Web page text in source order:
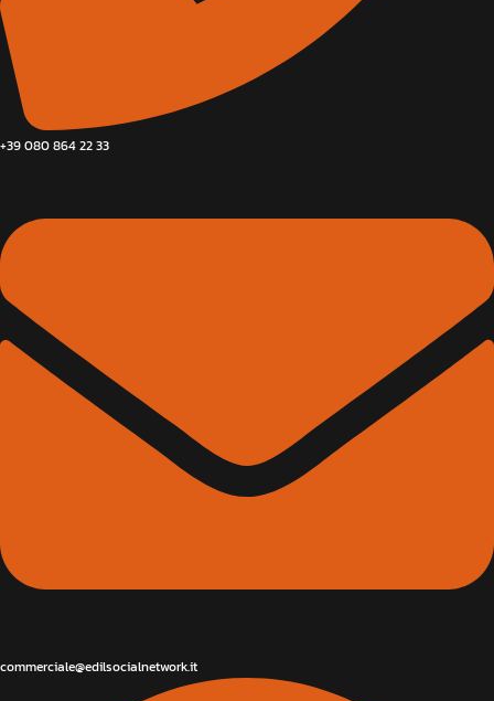
+39 080 864 22 33
commerciale@edilsocialnetwork.it